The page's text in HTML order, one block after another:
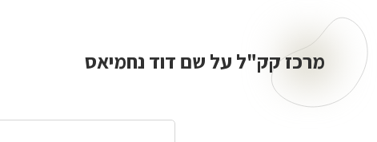
קק"ל
על
מרכז קק"ל על שם דוד נחמיאס